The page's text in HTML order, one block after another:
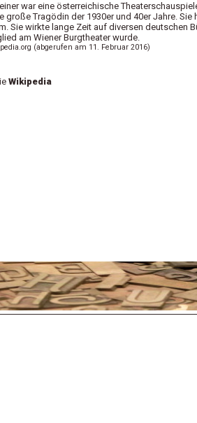
war eine österreichische
große Tragödin der 1930er und 40er Jahre.
Sie wirkte lange Zeit auf diversen deutschen
am Wiener Burgtheater wurde.
(abgerufen am 11. Februar 2016)
Wikipedia